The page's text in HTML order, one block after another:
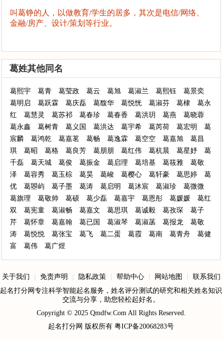
叫葛铮的人，以做教育/学生的居多，其次是电信/网络、
金融/房产、设计/策划等行业。
葛姓其他同名
葛熙宇 葛青 葛莹政 葛云 葛旭 葛淑兰 葛熙钰
葛景奕
葛明启
葛跃霖 葛庆磊 葛馥华 葛悦恍 葛淑芬 葛棣
葛永
红
葛慧灵 葛苏祁 葛春珍 葛春香 葛洪玥 葛燕
葛晓蓉
葛永鑫
葛树青 葛义国 葛洪达 葛宇希 葛芮荷 葛宏明
葛
宸麟
葛鸿乾 葛嘉茗 葛畅 葛逸霖 葛空空 葛嘉旭
葛昌
琪
葛昭 葛格 葛良芳 葛朋朋 葛红伟 葛杭晨 葛星妤
葛
千磊
葛天城 葛俊 葛振金 葛启理 葛培基 葛筱雅
葛敬
泽
葛容秀 葛玉棕 葛昊 葛峻 葛樱心 葛轩豪 葛思婷
葛
优
葛曌屿 葛子墨 葛涛 葛启明 葛沐宸 葛淑珍
葛微微
葛旗理
葛敬帅 葛硕 葛少磊 葛嘉宇 葛恩彤 葛媛媛
葛红
双
葛宪童 葛淑畅 葛嘉文 葛思琪 葛诚毅 葛孜琛
葛子
芹
葛怀章 葛嘉翰 葛已国 葛淑琴 葛淑菡 葛报龙
葛敬
涛
葛悦悦 葛张宝 葛飞 葛二蛋 葛霞 葛南 葛青舟
葛健
富
葛伟 葛广煜
关于我们 免责声明 隐私政策 帮助中心 网站地图
联系我们
起名打分网专注科学智能起名服务，姓名评分测试的研究和相关姓名知识
交流与分享，助您轻松起好名。
Copyright © 2025 Qmdfw.ComAll Rights Reserved.
起名打分网 版权所有 粤ICP备20068283号